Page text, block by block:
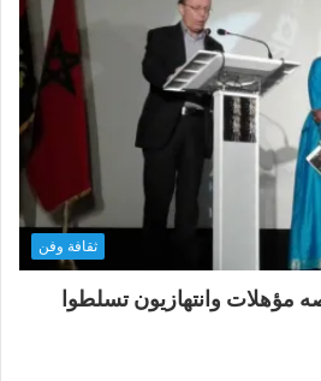
ثقافة وفن
مؤهلات وانتهازيون تسلطوا